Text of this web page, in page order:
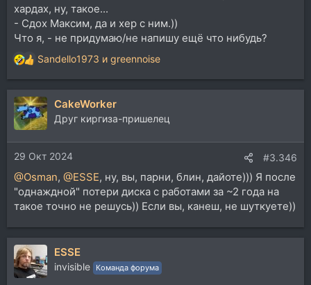
хардах, ну, такое...
- Сдох Максим, да и хер с ним.))
Что я, - не придумаю/не напишу ещё что нибудь?
Р
е
а
к
ц
и
и
:
Sandello1973 и greennoise
CakeWorker
Друг киргиза-пришелец
29 Окт 2024 #3.346
@Osman, @ESSE, ну, вы, парни, блин, дайоте))) Я после
"однаждной" потери диска с работами за ~2 года на
такое точно не решусь)) Если вы, канеш, не шуткуете))
ESSE
invisible Команда форума